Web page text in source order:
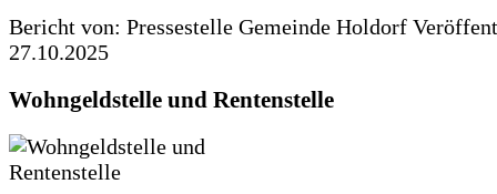
Bericht von: Pressestelle Gemeinde Holdorf
27.10.2025
Wohngeldstelle und Rentenstelle